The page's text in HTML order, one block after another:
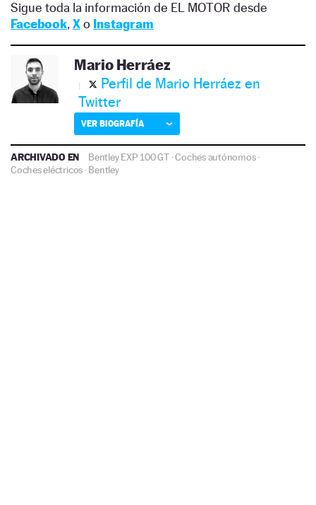
Sigue toda la información de EL MOTOR desde
Facebook, Xo Instagram
Mario Herráez
Perfil de Mario Herráez en
Twitter
VER BIOGRAFÍA
ARCHIVADO EN Bentley EXP 100 GT·Coches autónomos·
Coches eléctricos ·Bentley